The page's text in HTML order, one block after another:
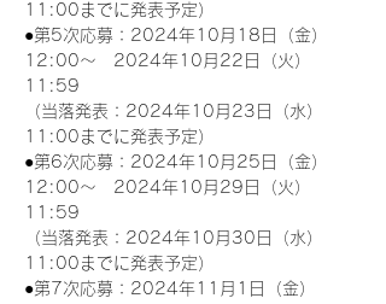
11:00までに発表予定）
●第5次応募：2024年10月18日（金）
12:00～　2024年10月22日（火）
11:59
（当落発表：2024年10月23日（水）
11:00までに発表予定）
●第6次応募：2024年10月25日（金）
12:00～　2024年10月29日（火）
11:59
（当落発表：2024年10月30日（水）
11:00までに発表予定）
●第7次応募：2024年11月1日（金）